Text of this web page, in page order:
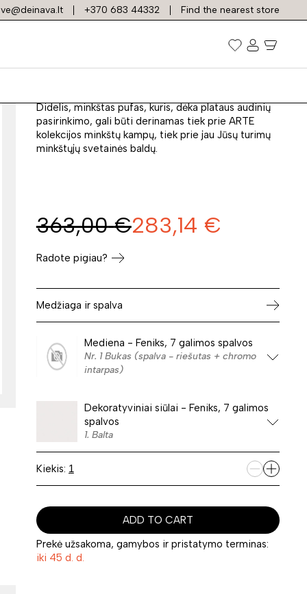
+370 683 44332 Find the nearest store
Didelis, minkštas pufas, kuris, dėka plataus audinių
pasirinkimo, gali būti derinamas tiek prie ARTE
kolekcijos minkštų kampų, tiek prie jau Jūsų turimų
minkštųjų svetainės baldų.
363,00 €283,14 €
Radote pigiau?
Medžiaga ir spalva
Mediena - Feniks, 7 galimos spalvos
Nr. 1 Bukas (spalva - riešutas + chromo
intarpas)
Dekoratyviniai siūlai - Feniks, 7 galimos
spalvos
1. Balta
Kiekis:
ADD TO CART
Prekė užsakoma, gamybos ir pristatymo terminas:
iki 45 d. d.